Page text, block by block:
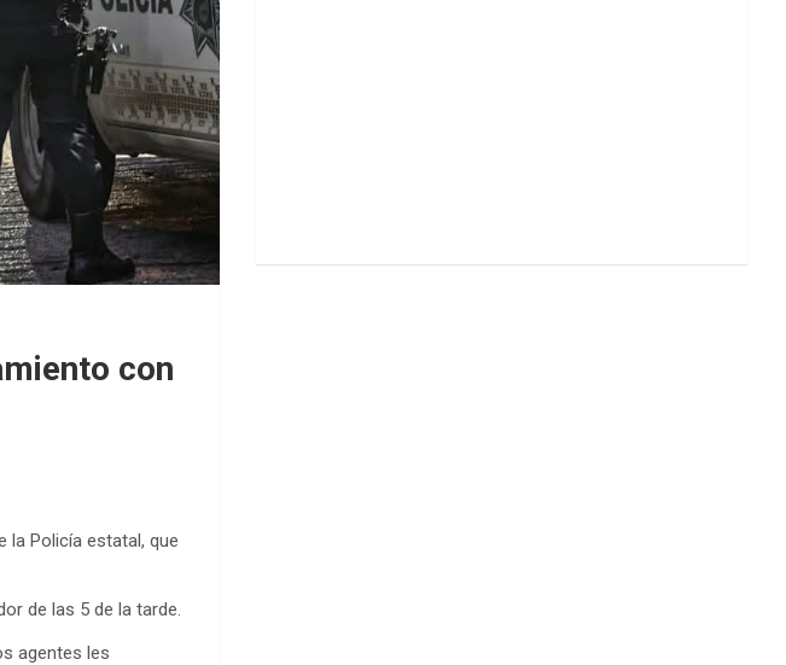
con
Policía estatal, que
de las 5 de la tarde.
agentes les